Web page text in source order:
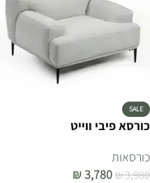
SALE
כורסא פיבי ווייט
כורסאות
₪3,980
₪3,780